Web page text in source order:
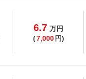
6.7 万円
(7,000 円)